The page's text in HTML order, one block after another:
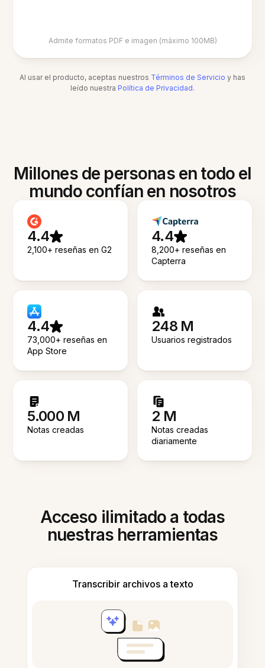
Admite formatos PDF e imagen (máximo 100MB)
Al usar el producto, aceptas nuestros Términos de Servicio y has
leído nuestra Política de Privacidad.
Millones de personas en todo el
mundo confían en nosotros
4.4
2,100+ reseñas en G2
4.4
8,200+ reseñas en
Capterra
4.4
73,000+ reseñas en
App Store
248 M
Usuarios registrados
5.000 M
Notas creadas
2 M
Notas creadas
diariamente
Acceso ilimitado a todas
nuestras herramientas
Transcribir archivos a texto